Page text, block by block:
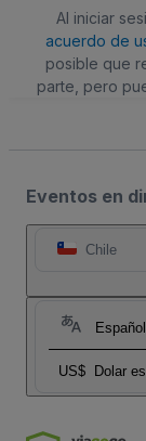
Al iniciar
acuerdo de
posible que
parte, pero
Eventos en
Chile
US$ Dolar